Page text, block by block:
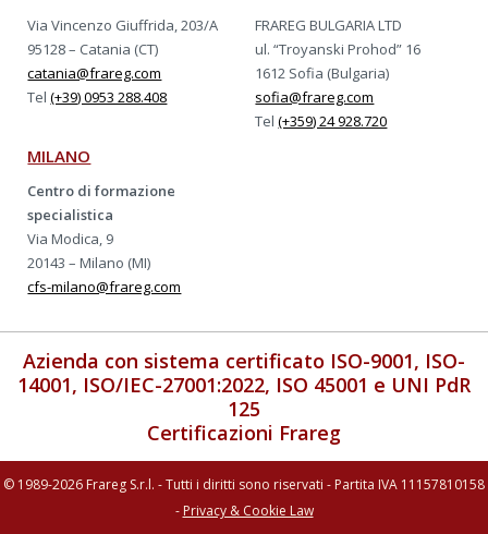
Via Vincenzo Giuffrida, 203/A
95128 – Catania (CT)
catania@frareg.com
Tel(+39) 0953 288.408
FRAREG BULGARIA LTD
ul. “Troyanski Prohod” 16
1612 Sofia (Bulgaria)
sofia@frareg.com
Tel(+359) 24 928.720
MILANO
Centro di formazione
specialistica
Via Modica, 9
20143 – Milano (MI)
cfs-milano@frareg.com
Azienda con sistema certificato ISO-9001, ISO-
14001, ISO/IEC-27001:2022, ISO 45001 e UNI PdR
125
Certificazioni Frareg
© 1989-2026 Frareg S.r.l. - Tutti i diritti sono riservati - Partita IVA 11157810158
- Privacy & Cookie Law